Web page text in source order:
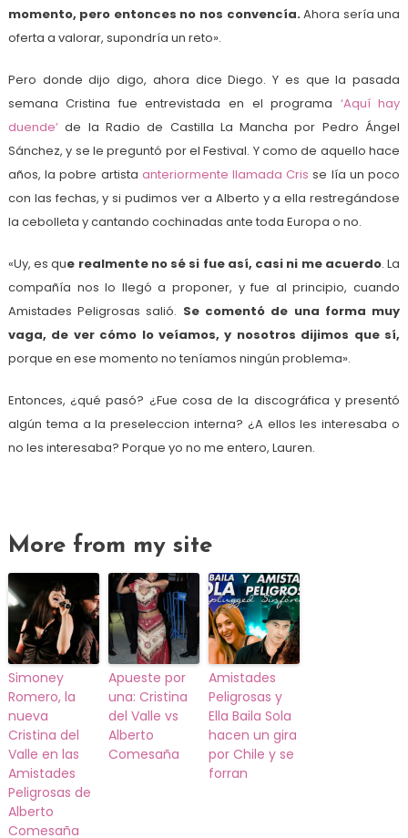
momento, pero entonces no nos convencía.Ahora sería una
oferta a valorar, supondría un reto».
Pero donde dijo digo, ahora dice Diego. Y es que la pasada
semana Cristina fue entrevistada en el programa ‘Aquí hay
duende’de la Radio de Castilla La Mancha por Pedro Ángel
Sánchez, y se le preguntó por el Festival. Y como de aquello hace
años, la pobre artista anteriormente llamada Cris se lía un poco
con las fechas, y si pudimos ver a Alberto y a ella restregándose
la cebolleta y cantando cochinadas ante toda Europa o no.
«Uy, es que realmente no sé si fue así, casi ni me acuerdo. La
compañía nos lo llegó a proponer, y fue al principio, cuando
Amistades Peligrosas salió. Se comentó de una forma muy
vaga, de ver cómo lo veíamos, y nosotros dijimos que sí,
porque en ese momento no teníamos ningún problema».
Entonces, ¿qué pasó? ¿Fue cosa de la discográfica y presentó
algún tema a la preseleccion interna? ¿A ellos les interesaba o
no les interesaba? Porque yo no me entero, Lauren.
More from my site
Simoney
Romero, la
nueva
Cristina del
Valle en las
Amistades
Peligrosas de
Alberto
Comesaña
Apueste por
una: Cristina
del Valle vs
Alberto
Comesaña
Amistades
Peligrosas y
Ella Baila Sola
hacen un gira
por Chile y se
forran